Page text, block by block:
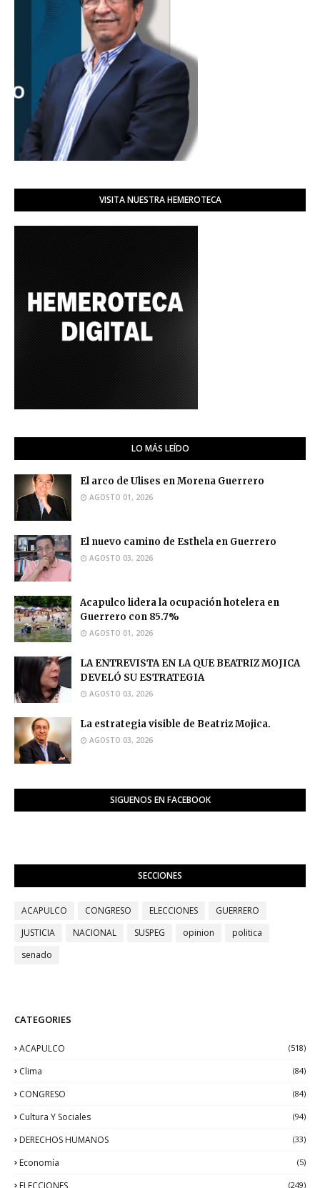
VISITA NUESTRA HEMEROTECA
LO MÁS LEÍDO
El arco de Ulises en Morena Guerrero
AGOSTO 01, 2026
El nuevo camino de Esthela en Guerrero
AGOSTO 03, 2026
Acapulco lidera la ocupación hotelera en
Guerrero con 85.7%
AGOSTO 01, 2026
LA ENTREVISTA EN LA QUE BEATRIZ MOJICA
DEVELÓ SU ESTRATEGIA
AGOSTO 03, 2026
La estrategia visible de Beatriz Mojica.
AGOSTO 03, 2026
SIGUENOS EN FACEBOOK
SECCIONES
ACAPULCO CONGRESO ELECCIONES
GUERRERO
JUSTICIA
NACIONAL SUSPEG opinion
politica
senado
CATEGORIES
ACAPULCO (518)
Clima (84)
CONGRESO (84)
Cultura Y Sociales (94)
DERECHOS HUMANOS (33)
Economía (5)
ELECCIONES (249)